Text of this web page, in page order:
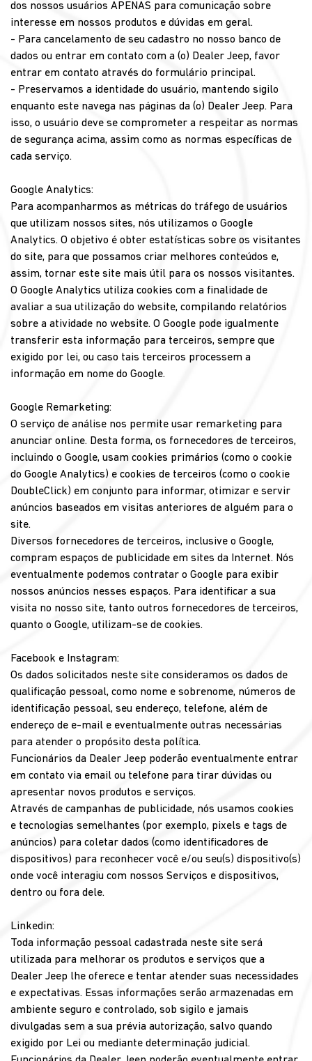
dos nossos usuários APENAS para comunicação sobre
interesse em nossos produtos e dúvidas em geral.
- Para cancelamento de seu cadastro no nosso banco de
dados ou entrar em contato com a (o) Dealer Jeep, favor
entrar em contato através do formulário principal.
- Preservamos a identidade do usuário, mantendo sigilo
enquanto este navega nas páginas da (o) Dealer Jeep. Para
isso, o usuário deve se comprometer a respeitar as normas
de segurança acima, assim como as normas específicas de
cada serviço.
Google Analytics:
Para acompanharmos as métricas do tráfego de usuários
que utilizam nossos sites, nós utilizamos o Google
Analytics. O objetivo é obter estatísticas sobre os visitantes
do site, para que possamos criar melhores conteúdos e,
assim, tornar este site mais útil para os nossos visitantes.
O Google Analytics utiliza cookies com a finalidade de
avaliar a sua utilização do website, compilando relatórios
sobre a atividade no website. O Google pode igualmente
transferir esta informação para terceiros, sempre que
exigido por lei, ou caso tais terceiros processem a
informação em nome do Google.
Google Remarketing:
O serviço de análise nos permite usar remarketing para
anunciar online. Desta forma, os fornecedores de terceiros,
incluindo o Google, usam cookies primários (como o cookie
do Google Analytics) e cookies de terceiros (como o cookie
DoubleClick) em conjunto para informar, otimizar e servir
anúncios baseados em visitas anteriores de alguém para o
site.
Diversos fornecedores de terceiros, inclusive o Google,
compram espaços de publicidade em sites da Internet. Nós
eventualmente podemos contratar o Google para exibir
nossos anúncios nesses espaços. Para identificar a sua
visita no nosso site, tanto outros fornecedores de terceiros,
quanto o Google, utilizam-se de cookies.
Facebook e Instagram:
Os dados solicitados neste site consideramos os dados de
qualificação pessoal, como nome e sobrenome, números de
identificação pessoal, seu endereço, telefone, além de
endereço de e-mail e eventualmente outras necessárias
para atender o propósito desta política.
Funcionários da Dealer Jeep poderão eventualmente entrar
em contato via email ou telefone para tirar dúvidas ou
apresentar novos produtos e serviços.
Através de campanhas de publicidade, nós usamos cookies
e tecnologias semelhantes (por exemplo, pixels e tags de
anúncios) para coletar dados (como identificadores de
dispositivos) para reconhecer você e/ou seu(s) dispositivo(s)
onde você interagiu com nossos Serviços e dispositivos,
dentro ou fora dele.
Linkedin:
Toda informação pessoal cadastrada neste site será
utilizada para melhorar os produtos e serviços que a
Dealer Jeep lhe oferece e tentar atender suas necessidades
e expectativas. Essas informações serão armazenadas em
ambiente seguro e controlado, sob sigilo e jamais
divulgadas sem a sua prévia autorização, salvo quando
exigido por Lei ou mediante determinação judicial.